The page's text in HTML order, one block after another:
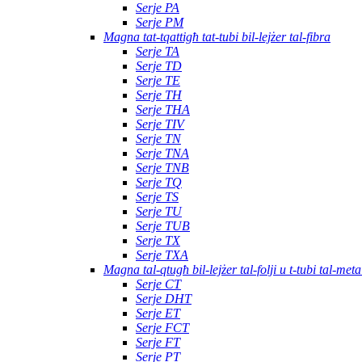
Serje PA
Serje PM
Magna tat-tqattigħ tat-tubi bil-lejżer tal-fibra
Serje TA
Serje TD
Serje TE
Serje TH
Serje THA
Serje TIV
Serje TN
Serje TNA
Serje TNB
Serje TQ
Serje TS
Serje TU
Serje TUB
Serje TX
Serje TXA
Magna tal-qtugħ bil-lejżer tal-folji u t-tubi tal-
Serje CT
Serje DHT
Serje ET
Serje FCT
Serje FT
Serje PT